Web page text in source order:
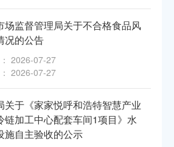
场监督管理局关于不合格食品风
况的公告
2026-07-27
2026-07-27
关于《家家悦呼和浩特智慧产业
链加工中心配套车间1项目》水
施自主验收的公示